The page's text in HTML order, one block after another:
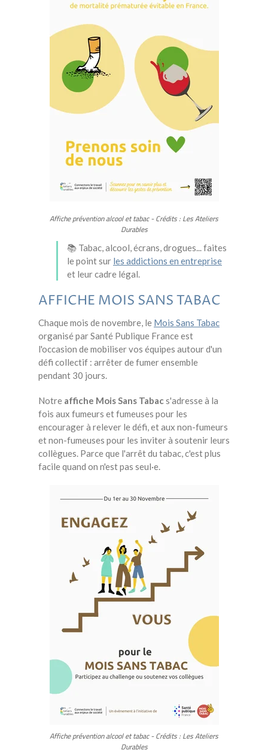
Affiche prévention alcool et tabac - Crédits : Les Ateliers
Durables
📚 Tabac, alcool, écrans, drogues... faites
le point sur les addictions en entreprise
et leur cadre légal.
AFFICHE MOIS SANS TABAC
Chaque mois de novembre, le Mois Sans Tabac
organisé par Santé Publique France est
l'occasion de mobiliser vos équipes autour d'un
défi collectif : arrêter de fumer ensemble
pendant 30 jours.
Notre affiche Mois Sans Tabacs'adresse à la
fois aux fumeurs et fumeuses pour les
encourager à relever le défi, et aux non-fumeurs
et non-fumeuses pour les inviter à soutenir leurs
collègues. Parce que l'arrêt du tabac, c'est plus
facile quand on n'est pas seul·e.
Affiche prévention alcool et tabac - Crédits : Les Ateliers
Durables